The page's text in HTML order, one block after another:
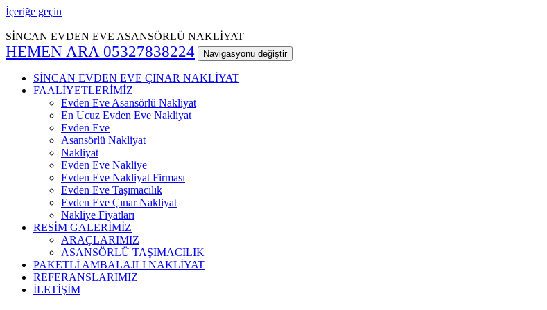
İçeriğe geçin
SİNCAN EVDEN EVE ASANSÖRLÜ NAKLİYAT
HEMEN ARA 05327838224 Navigasyonu değiştir
SİNCAN EVDEN EVE ÇINAR NAKLİYAT
FAALİYETLERİMİZ
Evden Eve Asansörlü Nakliyat
En Ucuz Evden Eve Nakliyat
Evden Eve
Asansörlü Nakliyat
Nakliyat
Evden Eve Nakliye
Evden Eve Nakliyat Firması
Evden Eve Taşımacılık
Evden Eve Çınar Nakliyat
Nakliye Fiyatları
RESİM GALERİMİZ
ARAÇLARIMIZ
ASANSÖRLÜ TAŞIMACILIK
PAKETLİ AMBALAJLI NAKLİYAT
REFERANSLARIMIZ
İLETİŞİM